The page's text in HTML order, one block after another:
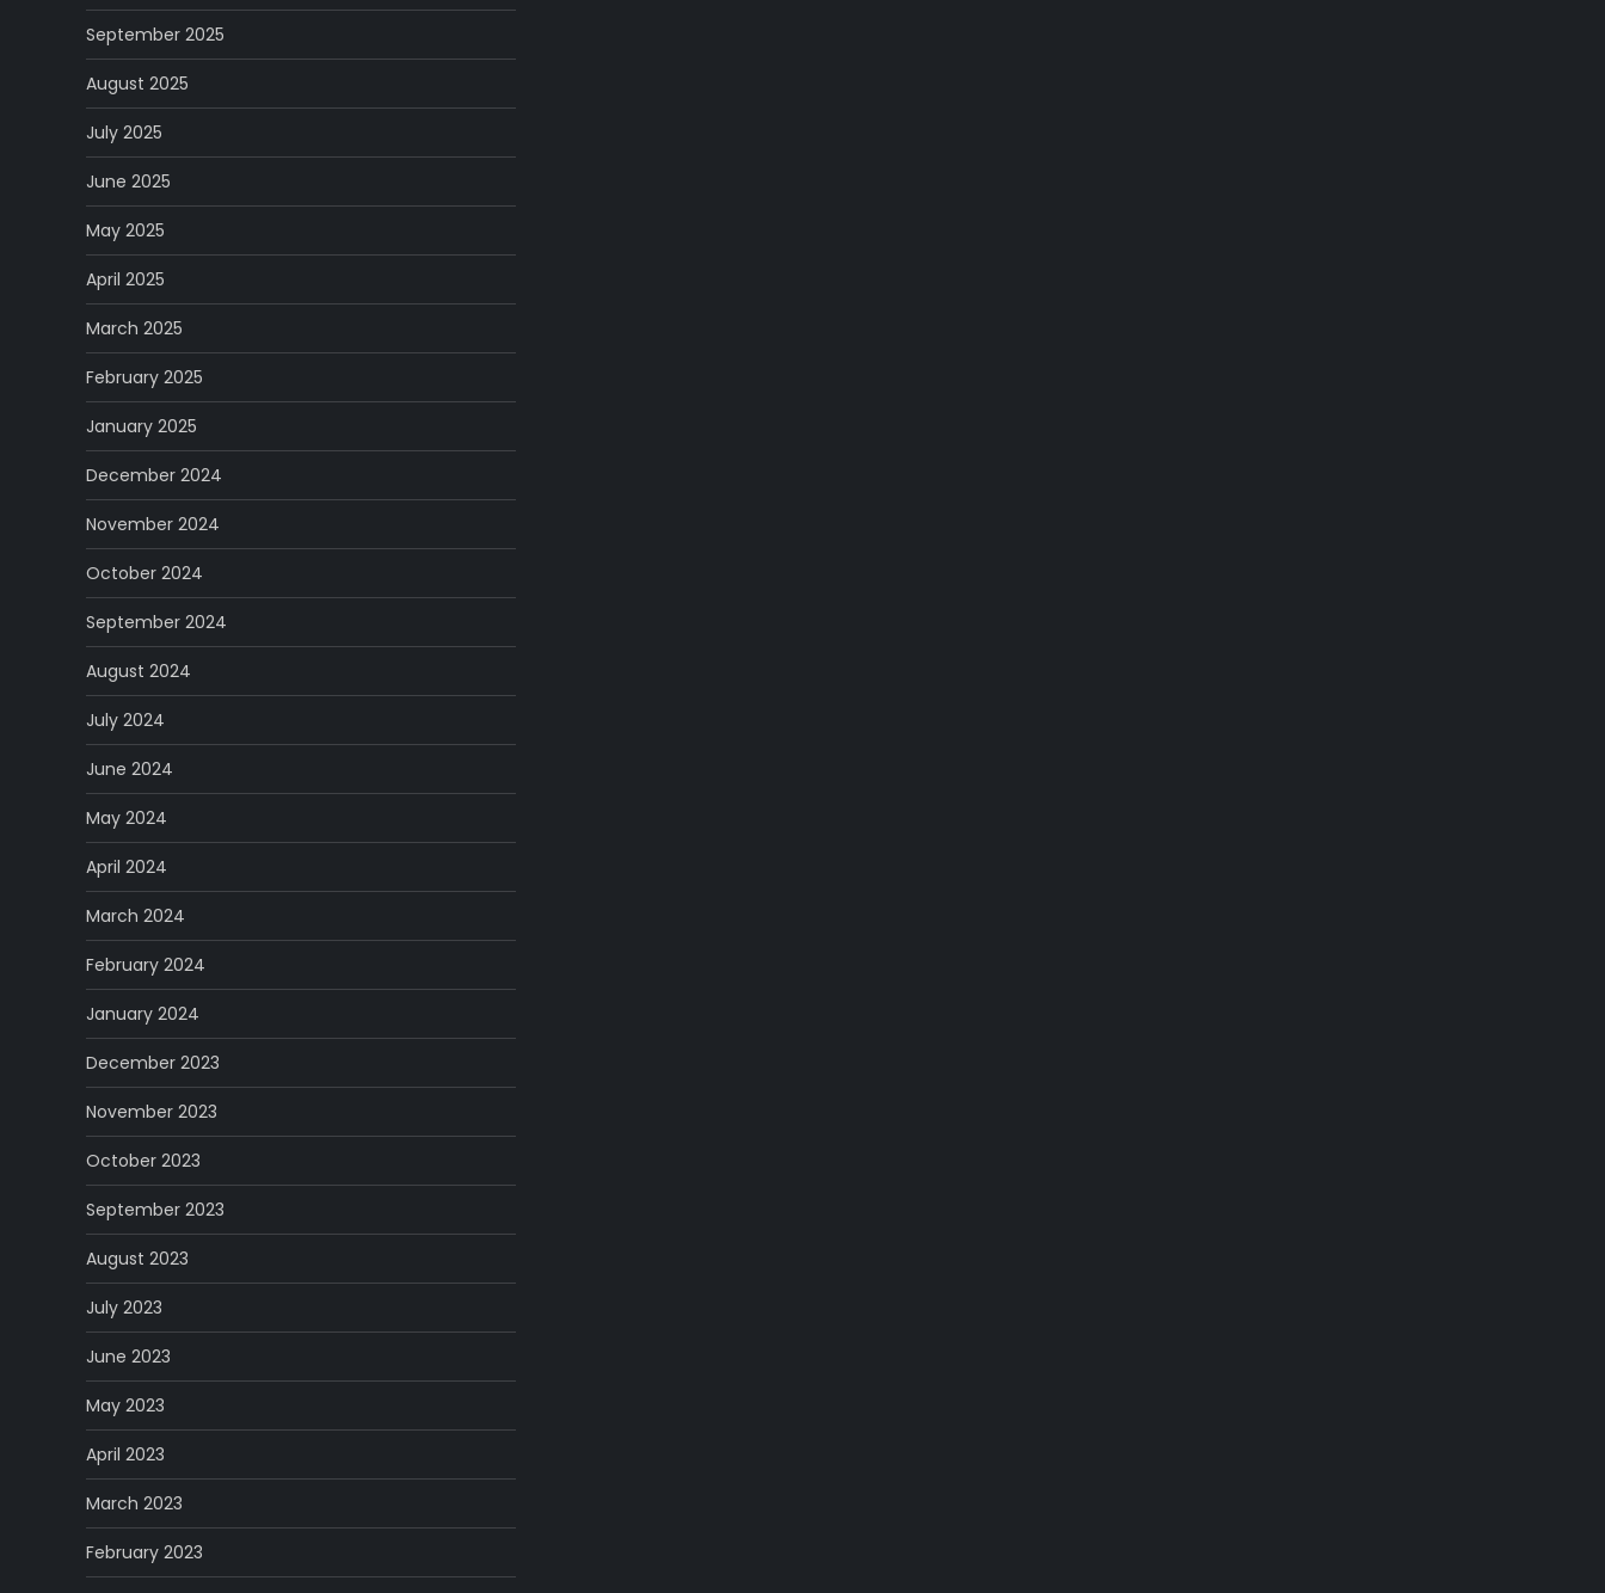
September 2025
August 2025
July 2025
June 2025
May 2025
April 2025
March 2025
February 2025
January 2025
December 2024
November 2024
October 2024
September 2024
August 2024
July 2024
June 2024
May 2024
April 2024
March 2024
February 2024
January 2024
December 2023
November 2023
October 2023
September 2023
August 2023
July 2023
June 2023
May 2023
April 2023
March 2023
February 2023